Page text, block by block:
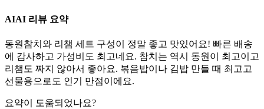
AIAI 리뷰 요약
동원참치와 리챔 세트 구성이 정말 좋고 맛있어요! 빠른 배송
에 감사하고 가성비도 최고네요. 참치는 역시 동원이 최고이고
리챔도 짜지 않아서 좋아요. 볶음밥이나 김밥 만들 때 최고고
선물용으로도 인기 만점이에요.
요약이 도움되었나요?